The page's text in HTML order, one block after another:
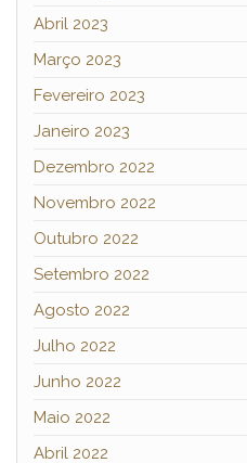
Abril 2023
Março 2023
Fevereiro 2023
Janeiro 2023
Dezembro 2022
Novembro 2022
Outubro 2022
Setembro 2022
Agosto 2022
Julho 2022
Junho 2022
Maio 2022
Abril 2022